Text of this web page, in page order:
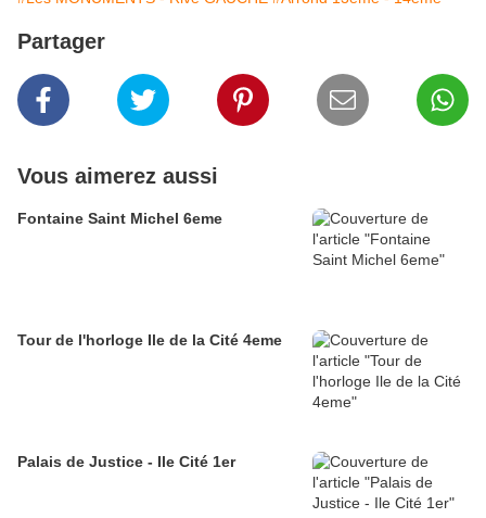
Partager
Vous aimerez aussi
Fontaine Saint Michel 6eme
Tour de l'horloge Ile de la Cité 4eme
Palais de Justice - Ile Cité 1er